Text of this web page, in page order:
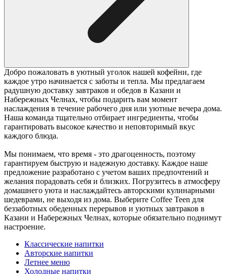
Добро пожаловать в уютный уголок нашей кофейни, где
каждое утро начинается с заботы и тепла. Мы предлагаем
радушную доставку завтраков и обедов в Казани и
Набережных Челнах, чтобы подарить вам момент
наслаждения в течение рабочего дня или уютные вечера дома.
Наша команда тщательно отбирает ингредиенты, чтобы
гарантировать высокое качество и неповторимый вкус
каждого блюда.
Мы понимаем, что время - это драгоценность, поэтому
гарантируем быструю и надежную доставку. Каждое наше
предложение разработано с учетом ваших предпочтений и
желания порадовать себя и близких. Погрузитесь в атмосферу
домашнего уюта и наслаждайтесь авторскими кулинарными
шедеврами, не выходя из дома. Выберите Coffee Teen для
беззаботных обеденных перерывов и уютных завтраков в
Казани и Набережных Челнах, которые обязательно поднимут
настроение.
Классические напитки
Авторские напитки
Летнее меню
Холодные напитки